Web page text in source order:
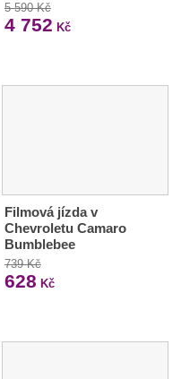
5 590 Kč
4 752 Kč
Filmová jízda v
Chevroletu Camaro
Bumblebee
739 Kč
628 Kč